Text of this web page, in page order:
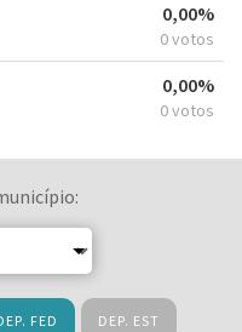
0,00%
0 votos
0,00%
0 votos
FED DEP. EST